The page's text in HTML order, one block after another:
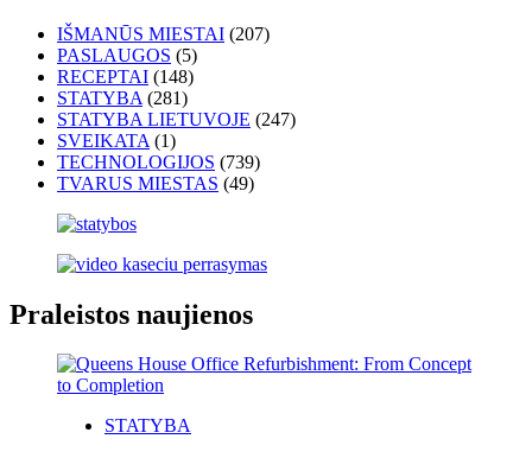
IŠMANŪS MIESTAI (207)
PASLAUGOS (5)
RECEPTAI (148)
STATYBA (281)
STATYBA LIETUVOJE (247)
SVEIKATA (1)
TECHNOLOGIJOS (739)
TVARUS MIESTAS (49)
Praleistos naujienos
STATYBA